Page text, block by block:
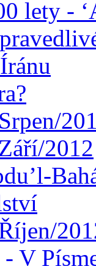
lety -
2012
V